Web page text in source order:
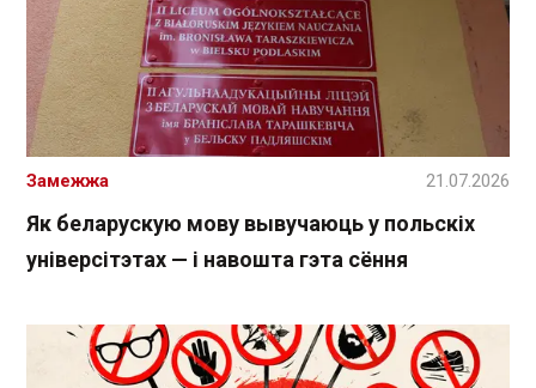
Як беларускую мову вывучаюць у польскіх
універсітэтах — і навошта гэта сёння
Замежжа 21.07.2026